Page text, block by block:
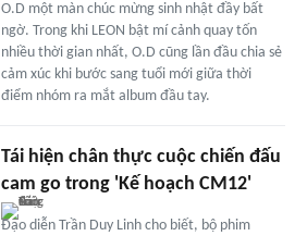
O.D một màn chúc mừng sinh nhật đầy bất
ngờ. Trong khi LEON bật mí cảnh quay tốn
nhiều thời gian nhất, O.D cũng lần đầu chia sẻ
cảm xúc khi bước sang tuổi mới giữa thời
điểm nhóm ra mắt album đầu tay.
Tái hiện chân thực cuộc chiến đấu
cam go trong 'Kế hoạch CM12'
Đạo diễn Trần Duy Linh cho biết, bộ phim